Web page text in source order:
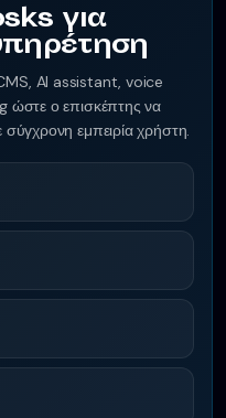
για
AI assistant, voice
ώστε ο επισκέπτης να
σύγχρονη εμπειρία χρήστη.